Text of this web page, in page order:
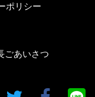
ポリシー
ごあいさつ